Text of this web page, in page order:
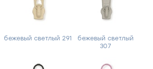
бежевый светлый 291
бежевый светлый
307